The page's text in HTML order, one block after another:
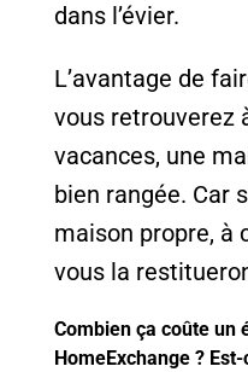
dans l’évier.
L’avantage de
vous retrouverez
vacances, une
bien rangée. Car
maison propre, à
vous la
Combien ça coûte un
HomeExchange ?